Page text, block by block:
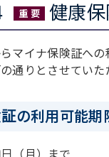
健康
マイナ保険証へ
通りとさせていた
の利用可能期